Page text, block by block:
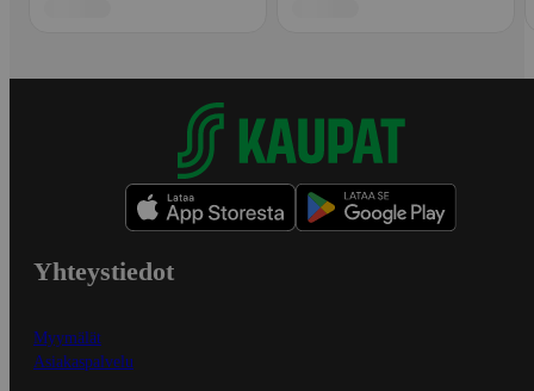
Yhteystiedot
Myymälät
Asiakaspalvelu